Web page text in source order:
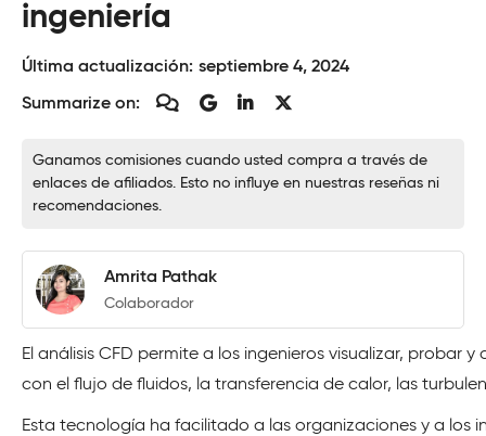
ingeniería
Última actualización: septiembre 4, 2024
Summarize on:
Ganamos comisiones cuando usted compra a través de
enlaces de afiliados. Esto no influye en nuestras reseñas ni
recomendaciones.
Amrita Pathak
Colaborador
El análisis CFD permite a los ingenieros visualizar, probar
con el flujo de fluidos, la transferencia de calor, las
Esta tecnología ha facilitado a las organizaciones y a los